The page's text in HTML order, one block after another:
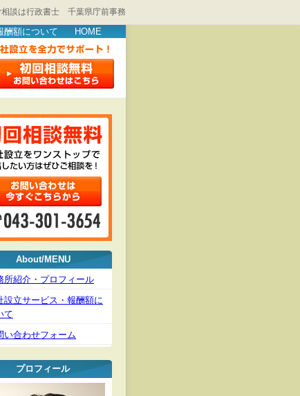
相談は行政書士 千葉県庁前事務
酬額について HOME
About/MENU
所紹介・プロフィール
設立サービス・報酬額に
て
い合わせフォーム
プロフィール